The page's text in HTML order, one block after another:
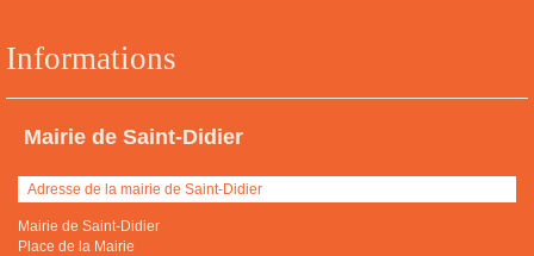
Informations
Mairie de Saint-Didier
Adresse de la mairie de Saint-Didier
Mairie de Saint-Didier
Place de la Mairie